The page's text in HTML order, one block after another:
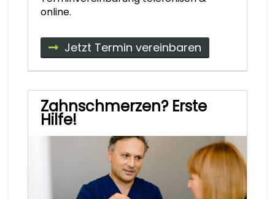
online.
Jetzt Termin vereinbaren
Zahnschmerzen? Erste
Hilfe!